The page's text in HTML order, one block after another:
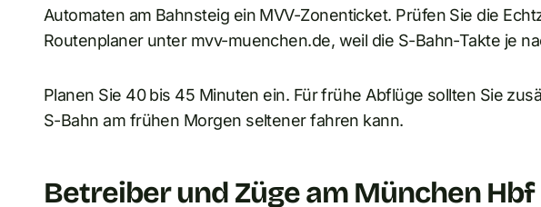
Automaten am Bahnsteig ein MVV-Zonenticket. Prüfen Sie die
Routenplaner unter mvv-muenchen.de, weil die S-Bahn-Takte je
Planen Sie 40 bis 45 Minuten ein. Für frühe Abflüge sollten Sie
S-Bahn am frühen Morgen seltener fahren kann.
Betreiber und Züge am München Hbf